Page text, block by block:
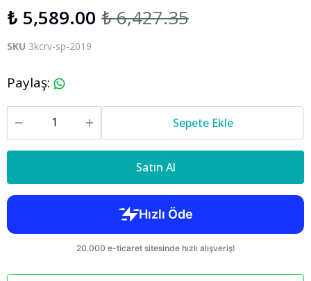
₺ 5,589.00 ₺ 6,427.35
SKU 3kcrv-sp-2019
Paylaş:
Sepete Ekle
Satın Al